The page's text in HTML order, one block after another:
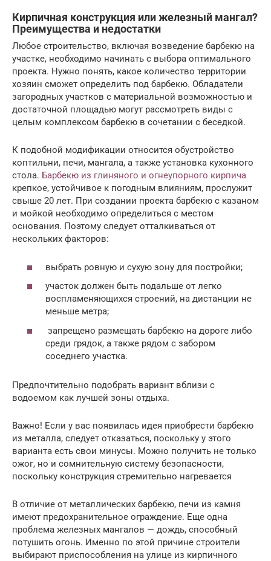
Кирпичная конструкция или железный мангал?
Преимущества и недостатки
Любое строительство, включая возведение барбекю на
участке, необходимо начинать с выбора оптимального
проекта. Нужно понять, какое количество территории
хозяин сможет определить под барбекю. Обладатели
загородных участков с материальной возможностью и
достаточной площадью могут рассмотреть виды с
целым комплексом барбекю в сочетании с беседкой.
К подобной модификации относится обустройство
коптильни, печи, мангала, а также установка кухонного
стола. Барбекю из глиняного и огнеупорного кирпича
крепкое, устойчивое к погодным влияниям, прослужит
свыше 20 лет. При создании проекта барбекю с казаном
и мойкой необходимо определиться с местом
основания. Поэтому следует отталкиваться от
нескольких факторов:
выбрать ровную и сухую зону для постройки;
участок должен быть подальше от легко
воспламеняющихся строений, на дистанции не
меньше метра;
запрещено размещать барбекю на дороге либо
среди грядок, а также рядом с забором
соседнего участка.
Предпочтительно подобрать вариант вблизи с
водоемом как лучшей зоны отдыха.
Важно! Если у вас появилась идея приобрести барбекю
из металла, следует отказаться, поскольку у этого
варианта есть свои минусы. Можно получить не только
ожог, но и сомнительную систему безопасности,
поскольку конструкция стремительно нагревается
В отличие от металлических барбекю, печи из камня
имеют предохранительное ограждение. Еще одна
проблема железных мангалов — дождь, способный
потушить огонь. Именно по этой причине строители
выбирают приспособления на улице из кирпичного